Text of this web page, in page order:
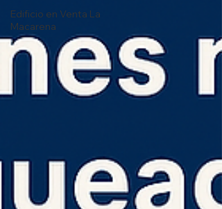
Edificio en Venta La
Macarena